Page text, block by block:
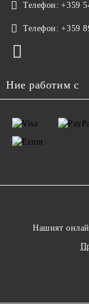
Телефон: +359
Телефон: +359
Ние работим с
Нашият